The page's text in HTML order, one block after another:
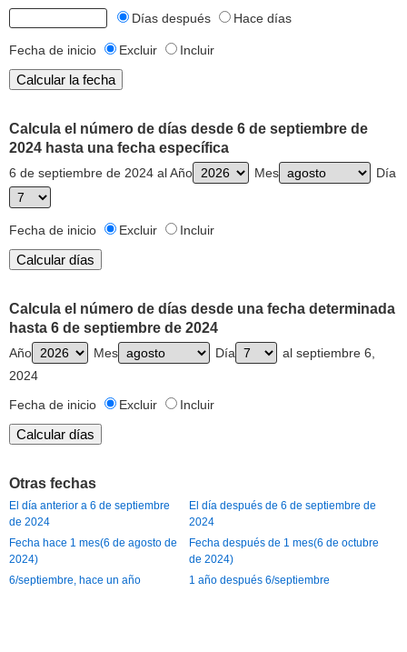
Días después Hace días
Fecha de inicio Excluir Incluir
Calcula el número de días desde 6 de septiembre de
2024 hasta una fecha específica
6 de septiembre de 2024 al Año Mes Día
Fecha de inicio Excluir Incluir
Calcula el número de días desde una fecha determinada
hasta 6 de septiembre de 2024
Año Mes Día
al septiembre 6,
2024
Fecha de inicio
Excluir Incluir
Otras fechas
El día anterior a 6 de septiembre
de 2024
El día después de 6 de septiembre de
2024
Fecha hace 1 mes(6 de agosto de
2024)
Fecha después de 1 mes(6 de octubre
de 2024)
6/septiembre, hace un año
1 año después 6/septiembre